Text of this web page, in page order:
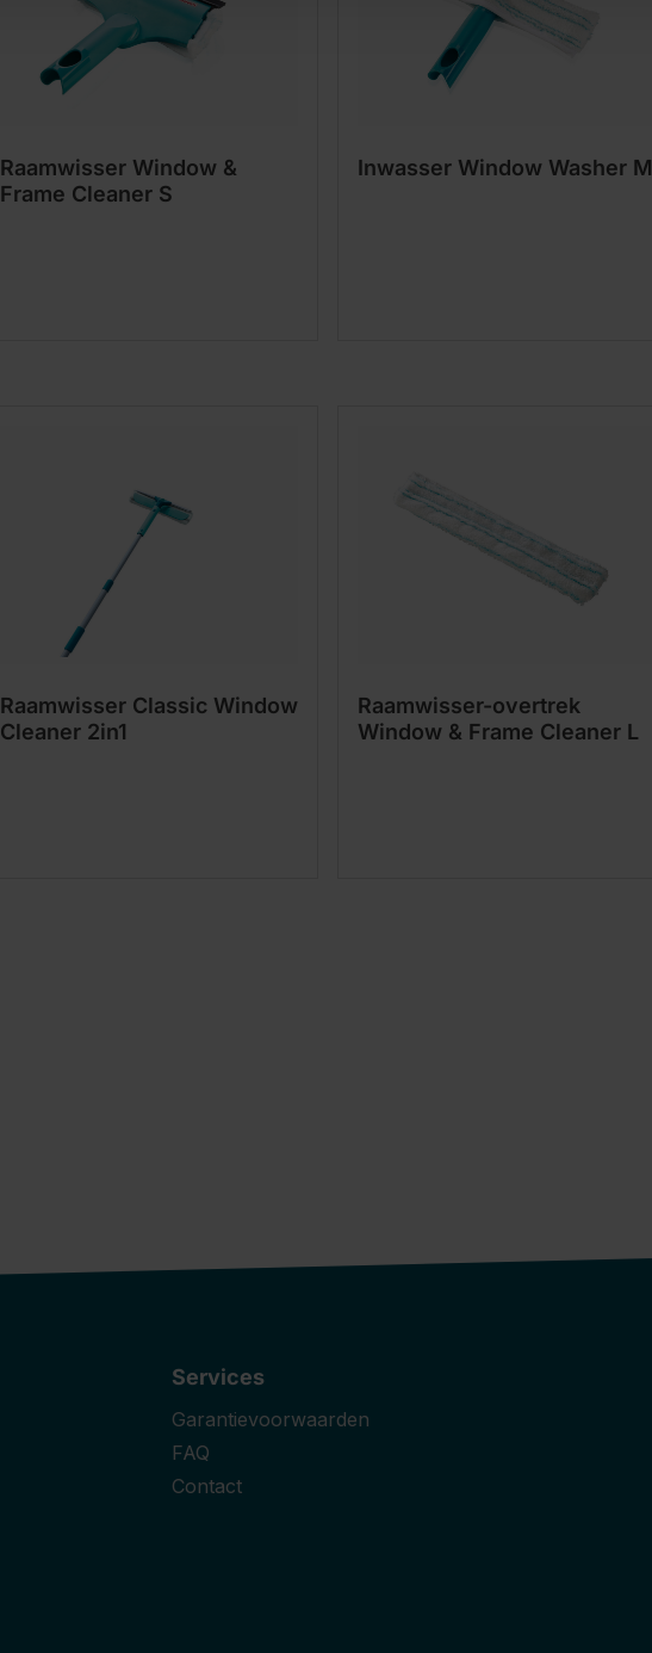
Raamwisser Window &
Frame Cleaner S
Inwasser Window Washer M
Raamwisser Classic Window
Cleaner 2in1
Raamwisser-overtrek
Window & Frame Cleaner L
Services
Garantievoorwaarden
FAQ
Contact